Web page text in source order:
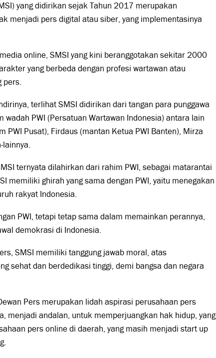
yang didirikan sejak Tahun 2017 merupakan
menjadi pers digital atau siber, yang implementasinya
online, SMSI yang kini beranggotakan sekitar 2000
yang berbeda dengan profesi wartawan atau
pers.
terlihat SMSI didirikan dari tangan para punggawa
wadah PWI (Persatuan Wartawan Indonesia) antara lain
PWI Pusat), Firdaus (mantan Ketua PWI Banten), Mirza
lainnya.
ternyata dilahirkan dari rahim PWI, sebagai matarantai
memiliki ghirah yang sama dengan PWI, yaitu menegakan
rakyat Indonesia.
PWI, tetapi tetap sama dalam memainkan perannya,
demokrasi di Indonesia.
SMSI memiliki tanggung jawab moral, atas
sehat dan berdedikasi tinggi, demi bangsa dan negara
Pers merupakan lidah aspirasi perusahaan pers
menjadi andalan, untuk memperjuangkan hak hidup, yang
pers online di daerah, yang masih menjadi start up